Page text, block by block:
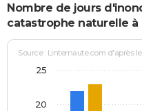
Nombre de jours
catastrophe naturelle à
Source : Linternaute.com d'après
20
25